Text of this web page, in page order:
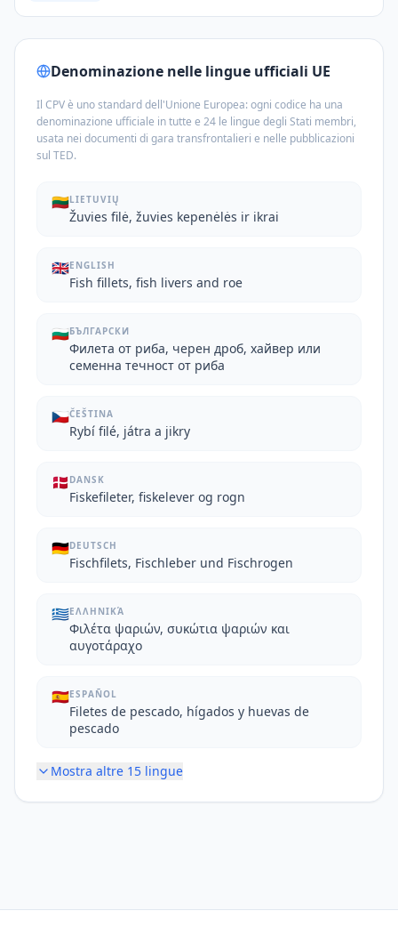
Denominazione nelle lingue ufficiali UE
Il CPV è uno standard dell'Unione Europea: ogni codice ha una
denominazione ufficiale in tutte e 24 le lingue degli Stati membri,
usata nei documenti di gara transfrontalieri e nelle pubblicazioni
sul TED.
🇱🇹LIETUVIŲ
Žuvies filė, žuvies kepenėlės ir ikrai
🇬🇧ENGLISH
Fish fillets, fish livers and roe
🇧🇬БЪЛГАРСКИ
Филета от риба, черен дроб, хайвер или
семенна течност от риба
🇨🇿ČEŠTINA
Rybí filé, játra a jikry
🇩🇰 DANSK
Fiskefileter, fiskelever og rogn
🇩🇪DEUTSCH
Fischfilets, Fischleber und Fischrogen
🇬🇷ΕΛΛΗΝΙΚΆ
Φιλέτα ψαριών, συκώτια ψαριών και
αυγοτάραχο
🇪🇸ESPAÑOL
Filetes de pescado, hígados y huevas de
pescado
Mostra altre 15 lingue